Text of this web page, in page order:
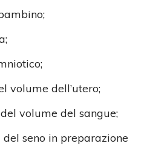
volume dell’utero;
volume del sangue;
del seno in preparazione